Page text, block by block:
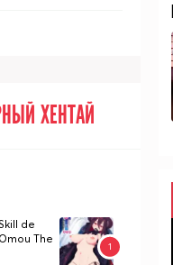
ХЕНТАЙ
de
The